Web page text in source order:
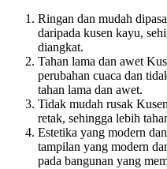
Ringan dan mudah
daripada kusen kayu,
diangkat.
Tahan lama dan awet
perubahan cuaca dan
tahan lama dan awet.
Tidak mudah rusak
retak, sehingga lebih
Estetika yang modern
tampilan yang modern
pada bangunan yang